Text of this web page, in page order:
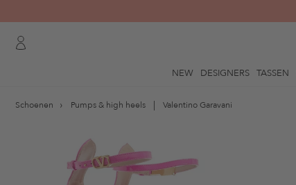
NEW DESIGNERS TASSEN
Schoenen Pumps & high heels Valentino Garavani